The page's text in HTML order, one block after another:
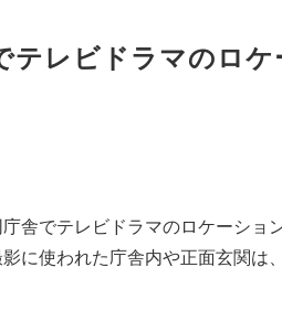
テレビドラマのロ
舎でテレビドラマのロケーショ
に使われた庁舎内や正面玄関は